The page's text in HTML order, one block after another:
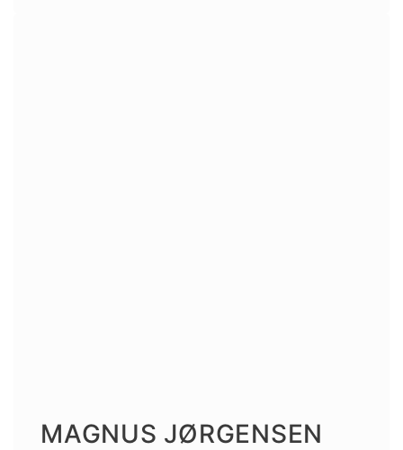
MAGNUS JØRGENSEN